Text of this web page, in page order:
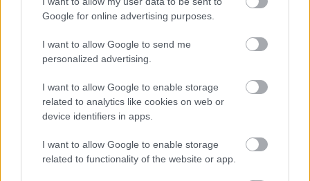
Google for online advertising purposes.
I want to allow Google to send me
personalized advertising.
I want to allow Google to enable storage
related to analytics like cookies on web or
device identifiers in apps.
I want to allow Google to enable storage
related to functionality of the website or app.
Poniżej znajdziesz także ostatnie mecze obu drużyn oraz statystyki
bramkowe.
Wólczanka Wólka Pełkińska vs. Orzeł Torki - relacja, wynik na
żywo, transmisja
Wynik meczu Wólczanka Wólka Pełkińska - Orzeł Torki znajdziesz na
naszej stronie zaraz po jego zakończeniu. Jeżeli szukasz informacji
meczowych, zajrzyj tutaj:Wólczanka Wólka Pełkińska vs. Orzeł Torki
- wynik, składy, strzelcy
Jeżeli w internecie lub TV dostępna jest
albo innych spotkań
Jarosław > Klasa Okręgowa na pewno znajdziesz takie informacje na
naszym portalu. Możliwe jednak, że nigdzie nie pojawi się stream online z